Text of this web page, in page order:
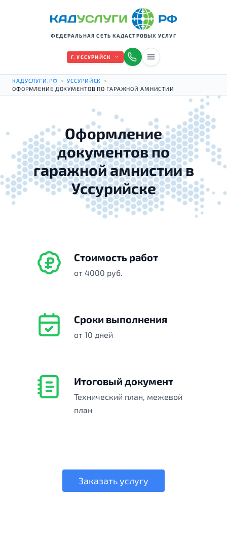
ФЕДЕРАЛЬНАЯ СЕТЬ КАДАСТРОВЫХ УСЛУГ
Г. УССУРИЙСК
КАДУСЛУГИ.РФ > УССУРИЙСК
>
ОФОРМЛЕНИЕ ДОКУМЕНТОВ ПО ГАРАЖНОЙ АМНИСТИИ
Оформление
документов по
гаражной амнистии в
Уссурийске
Стоимость работ
от 4000 руб.
Сроки выполнения
от 10 дней
Итоговый документ
Технический план, межевой
план
Заказать услугу